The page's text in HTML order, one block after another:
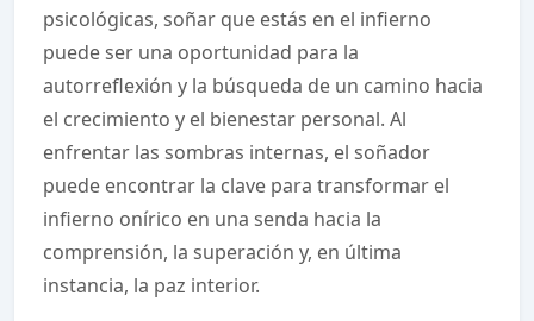
psicológicas, soñar que estás en el infierno
puede ser una oportunidad para la
autorreflexión y la búsqueda de un camino hacia
el crecimiento y el bienestar personal. Al
enfrentar las sombras internas, el soñador
puede encontrar la clave para transformar el
infierno onírico en una senda hacia la
comprensión, la superación y, en última
instancia, la paz interior.